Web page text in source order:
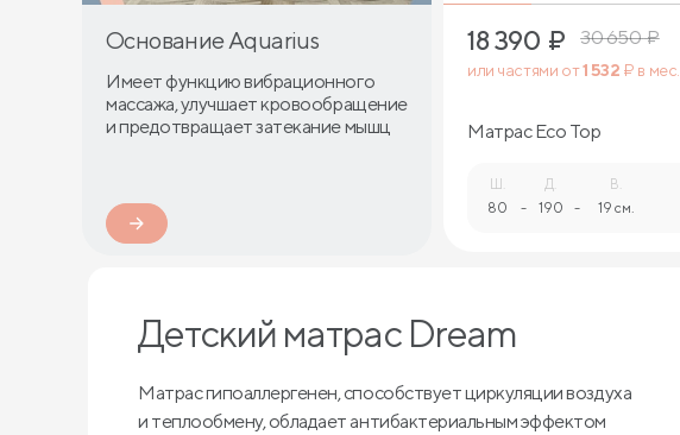
Основание Aquarius
Имеет функцию вибрационного
массажа, улучшает кровообращение
и предотвращает затекание мышц
18 390 ₽ 30 650₽
или частями от1 532 ₽ в мес.
Матрас Eco Top
80 -
Д.
190 -
В.
19 см.
Детский матрас Dream
Матрас гипоаллергенен, способствует циркуляции воздуха
и теплообмену, обладает антибактериальным эффектом